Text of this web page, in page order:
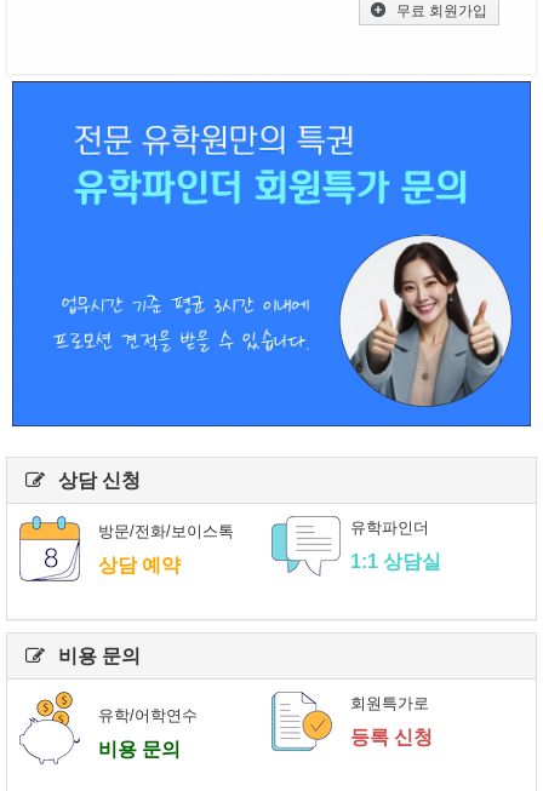
무료 회원가입
상담 신청
방문/전화/보이스톡
상담 예약
유학파인더
1:1 상담실
비용 문의
유학/어학연수
비용 문의
회원특가로
등록 신청